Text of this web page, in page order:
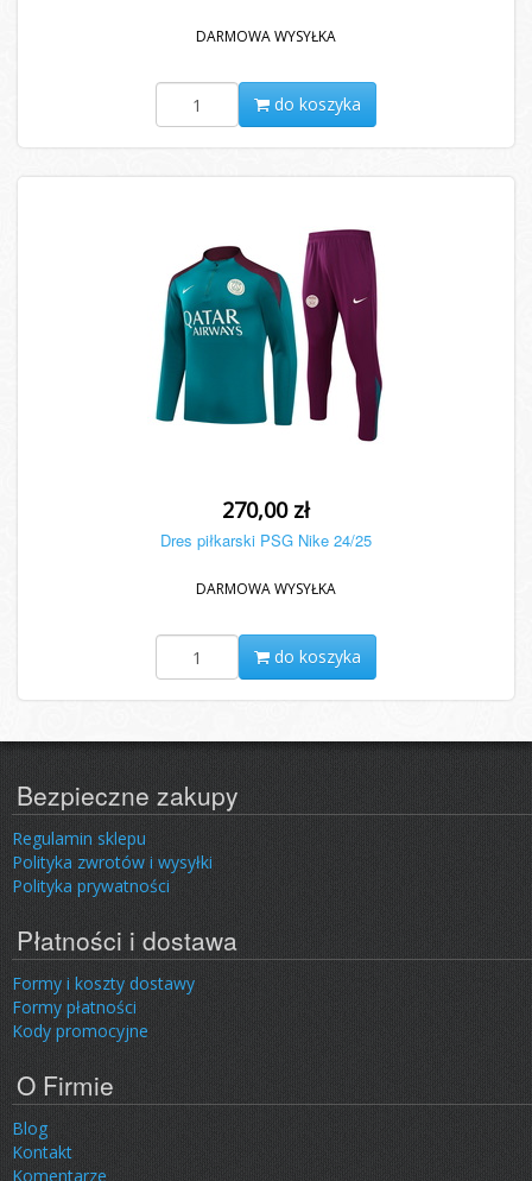
DARMOWA WYSYŁKA
do koszyka
270,00 zł
Dres piłkarski PSG Nike 24/25
DARMOWA WYSYŁKA
do koszyka
Bezpieczne zakupy
Regulamin sklepu
Polityka zwrotów i wysyłki
Polityka prywatności
Płatności i dostawa
Formy i koszty dostawy
Formy płatności
Kody promocyjne
O Firmie
Blog
Kontakt
Komentarze